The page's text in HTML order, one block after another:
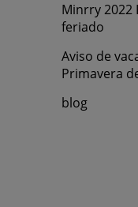
Minrry 2022
feriado
Aviso de
Primavera
blog